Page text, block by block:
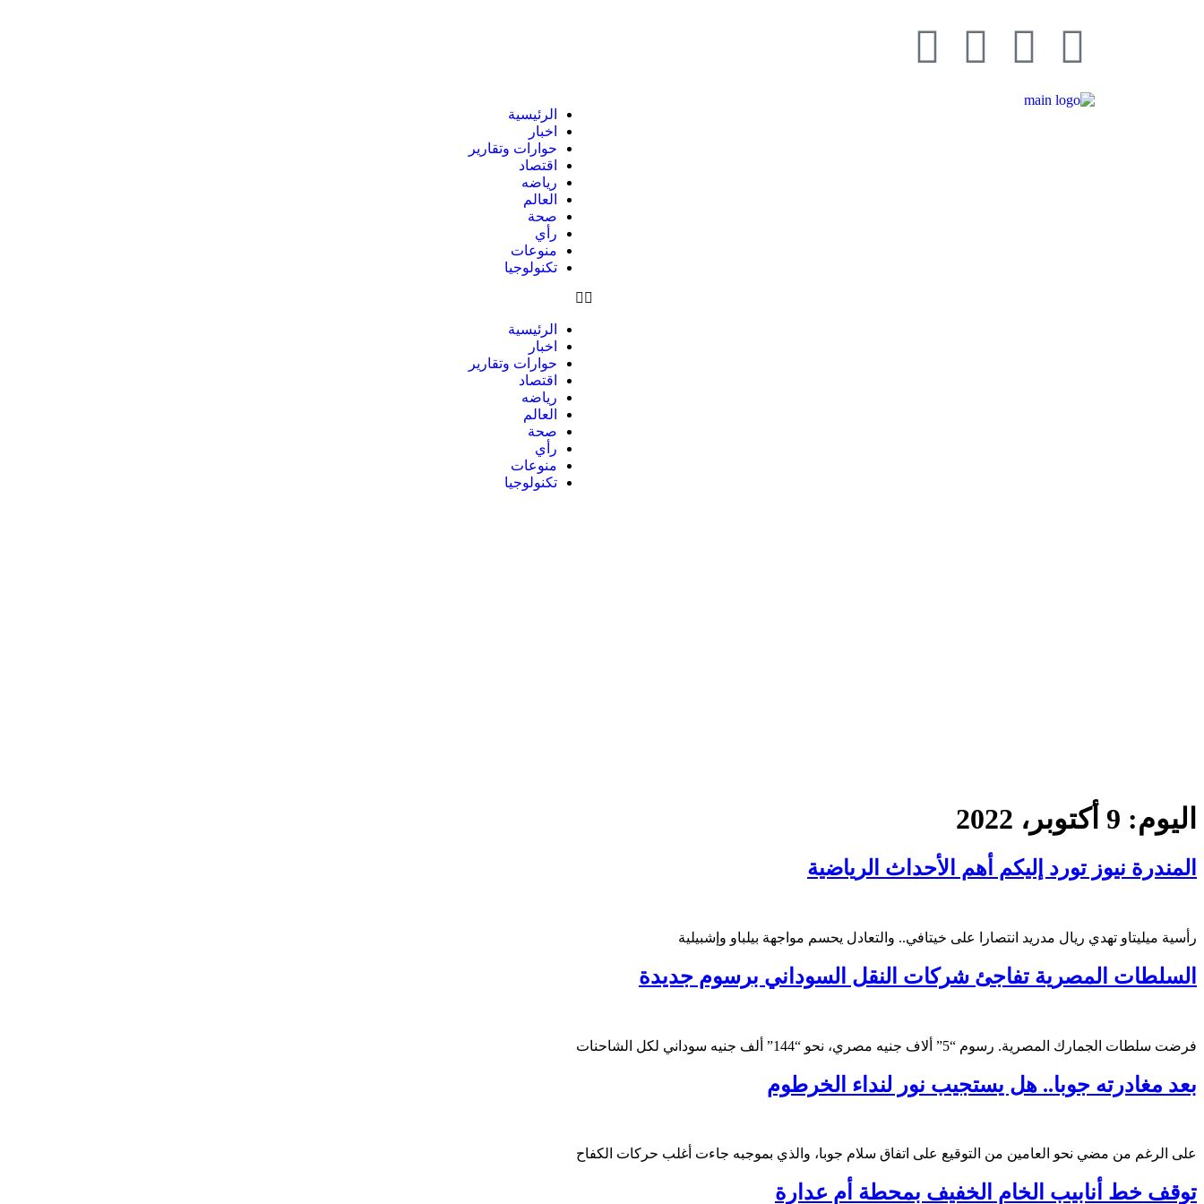
الرئيسية
اخبار
حوارات وتقارير
اقتصاد
رياضه
العالم
صحة
رأي
منوعات
تكنولوجيا
الرئيسية
اخبار
حوارات وتقارير
اقتصاد
رياضه
العالم
صحة
رأي
منوعات
تكنولوجيا
اليوم: 9 أكتوبر، 2022
المندرة نيوز تورد إليكم أهم الأحداث الرياضية
رأسية ميليتاو تهدي ريال مدريد انتصارا على خيتافي.. والتعادل يحسم مواجهة بيلباو وإشبيلية
السلطات المصرية تفاجئ شركات النقل السوداني برسوم جديدة
فرضت سلطات الجمارك المصرية. رسوم “5” ألاف جنيه مصري، نحو “144” ألف جنيه سوداني لكل الشاحنات
بعد مغادرته جوبا.. هل يستجيب نور لنداء الخرطوم
على الرغم من مضي نحو العامين من التوقيع على اتفاق سلام جوبا، والذي بموجبه جاءت أغلب حركات الكفاح
توقف خط أنابيب الخام الخفيف بمحطة أم عدارة